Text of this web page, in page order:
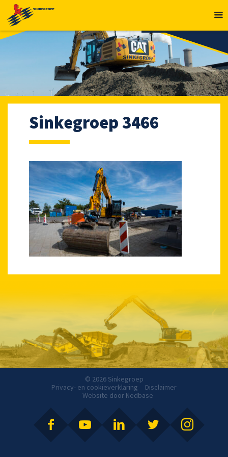
Sinkegroep 3466
© 2026 Sinkegroep
Privacy- en cookieverklaring
Disclaimer
Website door Nedbase